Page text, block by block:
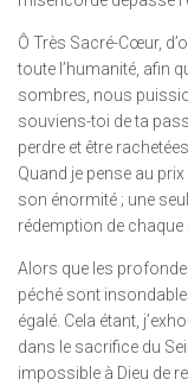
Ô Très Sacré-Cœur,
toute l’humanité, afin
sombres, nous
souviens-toi de ta
perdre et être
Quand je pense au
son énormité ; une
rédemption de chaque
Alors que les
péché sont
égalé. Cela étant,
dans le sacrifice du
impossible à Dieu de